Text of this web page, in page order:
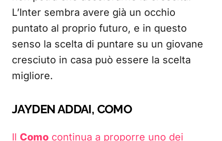
L’Inter sembra avere già un occhio
puntato al proprio futuro, e in questo
senso la scelta di puntare su un giovane
cresciuto in casa può essere la scelta
migliore.
JAYDEN ADDAI, COMO
Il Como continua a proporre uno dei